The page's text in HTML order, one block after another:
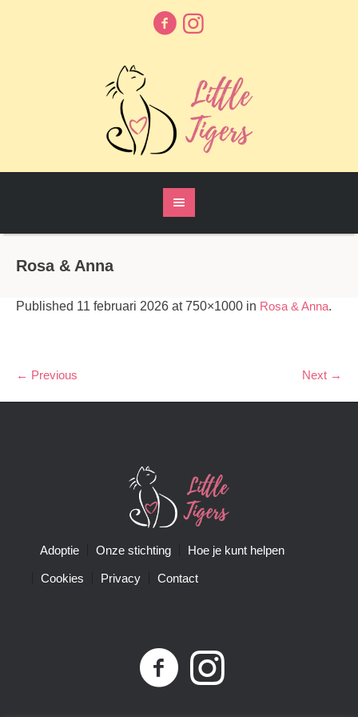
Rosa & Anna
Published 11 februari 2026 at 750×1000 in Rosa & Anna.
← Previous Next →
Adoptie Onze stichting Hoe je kunt helpen
Cookies Privacy Contact